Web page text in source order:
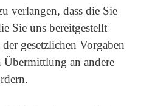
verlangen, dass die Sie
Sie uns bereitgestellt
gesetzlichen Vorgaben
Übermittlung an andere